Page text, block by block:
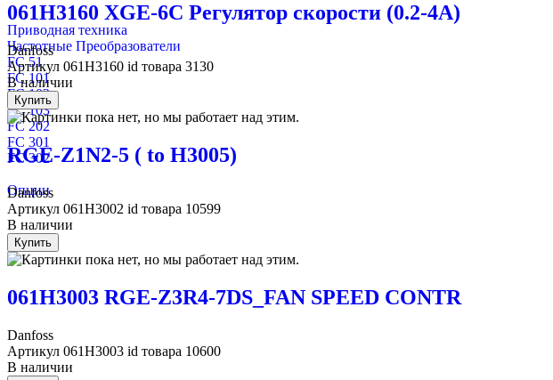
Приводная техника
Частотные Преобразователи
FC 51
FC 101
FC 102
FC 103
FC 202
FC 301
FC 302
Опции
061H3160 XGE-6C Регулятор скорости (0.2-4A)
Danfoss
Артикул 061H3160 id товара 3130
В наличии
Купить
RGE-Z1N2-5 ( to H3005)
Danfoss
Артикул 061H3002 id товара 10599
В наличии
Купить
061H3003 RGE-Z3R4-7DS_FAN SPEED CONTR
Danfoss
Артикул 061H3003 id товара 10600
В наличии